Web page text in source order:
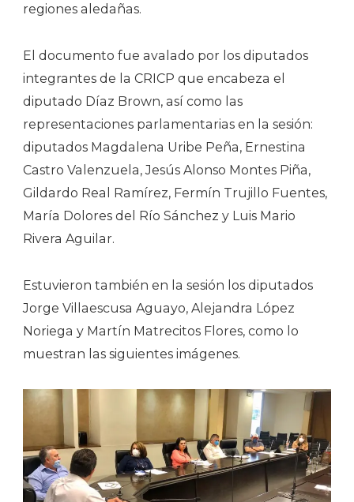
regiones aledañas.
El documento fue avalado por los diputados
integrantes de la CRICP que encabeza el
diputado Díaz Brown, así como las
representaciones parlamentarias en la sesión:
diputados Magdalena Uribe Peña, Ernestina
Castro Valenzuela, Jesús Alonso Montes Piña,
Gildardo Real Ramírez, Fermín Trujillo Fuentes,
María Dolores del Río Sánchez y Luis Mario
Rivera Aguilar.
Estuvieron también en la sesión los diputados
Jorge Villaescusa Aguayo, Alejandra López
Noriega y Martín Matrecitos Flores, como lo
muestran las siguientes imágenes.